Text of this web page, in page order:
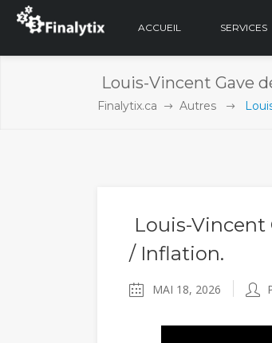
ACCUEIL SERVICES
Louis-Vincent Gave
Finalytix.ca Autres
Louis-Vincent
/ Inflation.
MAI 18, 2026